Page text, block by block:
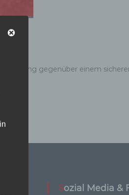
Vorrang gegenüber einem
Sozial Media &